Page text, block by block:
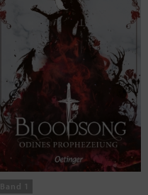
May, Isabell
Bloodsong 1. Odines
Prophezeiung
Band 1